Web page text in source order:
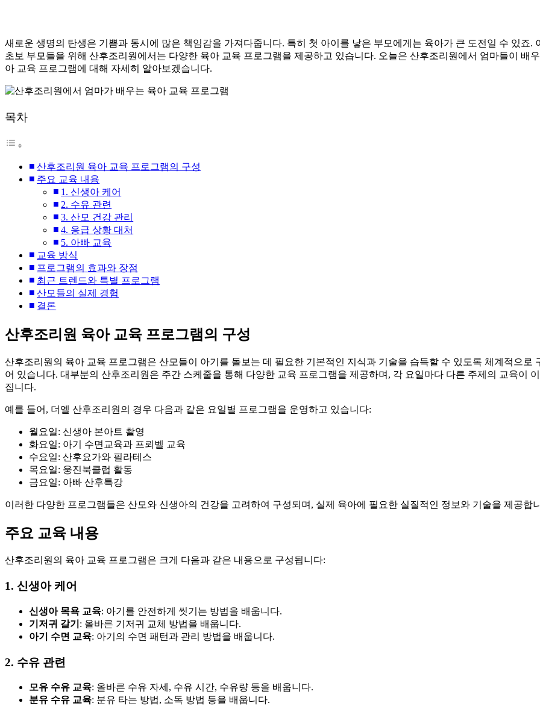
새로운 생명의 탄생은 기쁨과 동시에 많은 책임감을 가져다줍니다. 특히 첫 아이를 낳은 부모에게는 육아가 큰 도전일 수 있죠.
초보 부모들을 위해 산후조리원에서는 다양한 육아 교육 프로그램을 제공하고 있습니다. 오늘은 산후조리원에서 엄마들이 배
아 교육 프로그램에 대해 자세히 알아보겠습니다.
목차
산후조리원 육아 교육 프로그램의 구성
주요 교육 내용
1. 신생아 케어
2. 수유 관련
3. 산모 건강 관리
4. 응급 상황 대처
5. 아빠 교육
교육 방식
프로그램의 효과와 장점
최근 트렌드와 특별 프로그램
산모들의 실제 경험
결론
산후조리원 육아 교육 프로그램의 구성
산후조리원의 육아 교육 프로그램은 산모들이 아기를 돌보는 데 필요한 기본적인 지식과 기술을 습득할 수 있도록 체계적으로
어 있습니다. 대부분의 산후조리원은 주간 스케줄을 통해 다양한 교육 프로그램을 제공하며, 각 요일마다 다른 주제의 교육이
집니다.
예를 들어, 더엘 산후조리원의 경우 다음과 같은 요일별 프로그램을 운영하고 있습니다:
월요일: 신생아 본아트 촬영
화요일: 아기 수면교육과 프뢰벨 교육
수요일: 산후요가와 필라테스
목요일: 웅진북클럽 활동
금요일: 아빠 산후특강
이러한 다양한 프로그램들은 산모와 신생아의 건강을 고려하여 구성되며, 실제 육아에 필요한 실질적인 정보와 기술을 제공합
주요 교육 내용
산후조리원의 육아 교육 프로그램은 크게 다음과 같은 내용으로 구성됩니다:
1. 신생아 케어
신생아 목욕 교육: 아기를 안전하게 씻기는 방법을 배웁니다.
기저귀 갈기 : 올바른 기저귀 교체 방법을 배웁니다.
아기 수면 교육: 아기의 수면 패턴과 관리 방법을 배웁니다.
2. 수유 관련
모유 수유 교육: 올바른 수유 자세, 수유 시간, 수유량 등을 배웁니다.
분유 수유 교육: 분유 타는 방법, 소독 방법 등을 배웁니다.